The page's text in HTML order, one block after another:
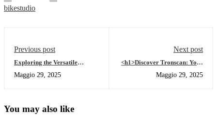
bikestudio
Previous post
Exploring the Versatile
Maggio 29, 2025
Next post
<h1>Discover Tronscan: Your
Tracking</h1>
Maggio 29, 2025
You may also like